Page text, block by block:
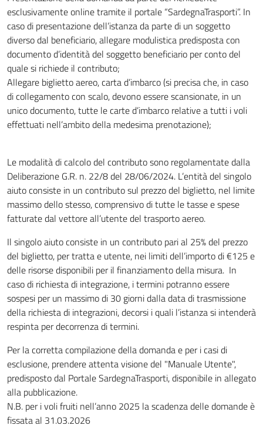
esclusivamente online tramite il portale “SardegnaTrasporti”. In
caso di presentazione dell’istanza da parte di un soggetto
diverso dal beneficiario, allegare modulistica predisposta con
documento d’identità del soggetto beneficiario per conto del
quale si richiede il contributo;
Allegare biglietto aereo, carta d’imbarco (si precisa che, in caso
di collegamento con scalo, devono essere scansionate, in un
unico documento, tutte le carte d’imbarco relative a tutti i voli
effettuati nell’ambito della medesima prenotazione);
Le modalità di calcolo del contributo sono regolamentate dalla
Deliberazione G.R. n. 22/8 del 28/06/2024. L’entità del singolo
aiuto consiste in un contributo sul prezzo del biglietto, nel limite
massimo dello stesso, comprensivo di tutte le tasse e spese
fatturate dal vettore all’utente del trasporto aereo.
Il singolo aiuto consiste in un contributo pari al 25% del prezzo
del biglietto, per tratta e utente, nei limiti dell’importo di €125 e
delle risorse disponibili per il finanziamento della misura. In
caso di richiesta di integrazione, i termini potranno essere
sospesi per un massimo di 30 giorni dalla data di trasmissione
della richiesta di integrazioni, decorsi i quali l’istanza si intenderà
respinta per decorrenza di termini.
Per la corretta compilazione della domanda e per i casi di
esclusione, prendere attenta visione del "Manuale Utente",
predisposto dal Portale SardegnaTrasporti, disponibile in allegato
alla pubblicazione.
N.B. per i voli fruiti nell’anno 2025 la scadenza delle domande è
fissata al 31.03.2026